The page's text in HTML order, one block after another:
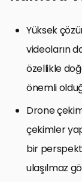
Yüksek
videoların
özellikle
önemli
Drone
çekimler
bir
ulaşılmaz